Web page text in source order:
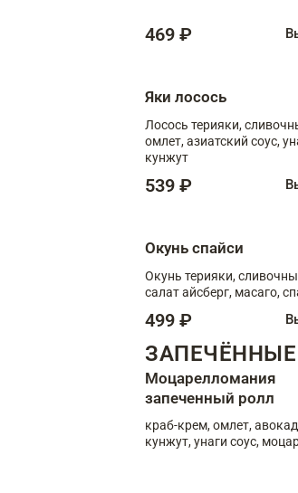
469 ₽
Яки лосось
Лосось терияки,
омлет, азиатский соус, унаги соус,
кунжут
539 ₽
Окунь спайси
Окунь терияки,
салат айсберг, масаго,
499 ₽
Моцарелломания
запеченный ролл
краб-крем, омлет,
кунжут, унаги соус,